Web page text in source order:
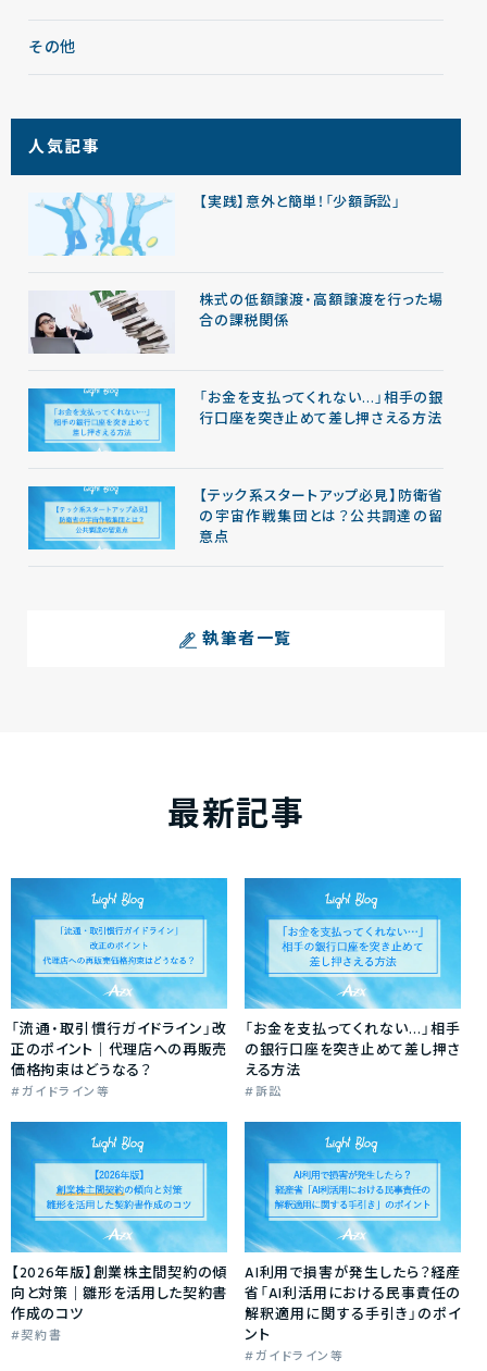
その他
人気記事
【実践】意外と簡単！「少額訴訟」
株式の低額譲渡・高額譲渡を行った場
合の課税関係
「お金を支払ってくれない…」相手の銀
行口座を突き止めて差し押さえる方法
【テック系スタートアップ必見】防衛省
の宇宙作戦集団とは？公共調達の留
意点
執筆者一覧
最新記事
「流通・取引慣行ガイドライン」改
正のポイント｜代理店への再販売
価格拘束はどうなる？
ガイドライン等
「お金を支払ってくれない…」相手
の銀行口座を突き止めて差し押さ
える方法
訴訟
【2026年版】創業株主間契約の傾
向と対策｜雛形を活用した契約書
作成のコツ
契約書
AI利用で損害が発生したら？経産
省「AI利活用における民事責任の
解釈適用に関する手引き」のポイ
ント
ガイドライン等